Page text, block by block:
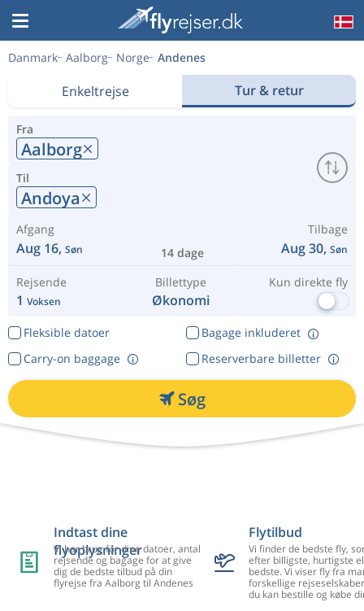
Danmark Aalborg Norge Andenes
Enkeltrejse Tur & retur
Fra
Aalborg
Til
Andoya
Afgang
Aug 16, Søn 14 dage
Tilbage
Aug 30, Søn
Rejsende
1 Voksen
Billettype
Økonomi
Kun direkte fly
Fleksible datoer
Bagage inkluderet
Reserverbare billetter
Carry-on baggage
Søg
Indtast dine
flyoplysninger
Vi har brug for dine datoer, antal
rejsende og bagage for at give
dig de bedste tilbud på din
flyrejse fra Aalborg til Andenes
Flytilbud
Vi finder de bedste fly,
efter billigste, hurtigste
bedste. Vi viser fly fra
forskellige
du kan bestille og købe